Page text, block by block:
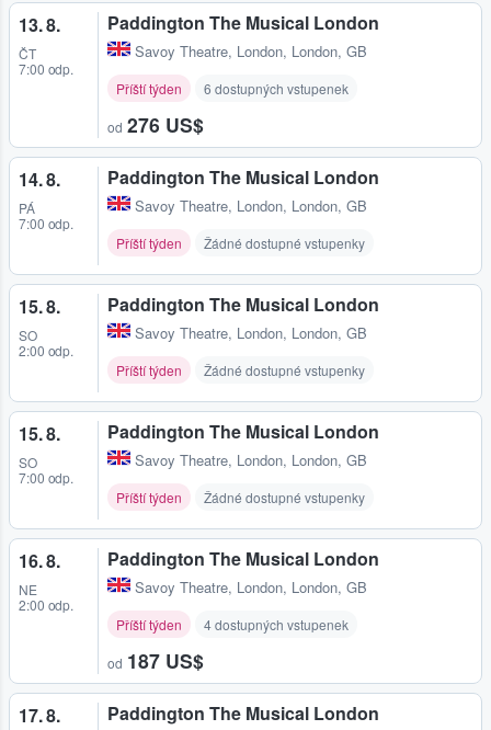
13. 8.
ČT
7:00 odp.
Paddington The Musical London
Savoy Theatre, London, London, GB
Příští týden 6 dostupných vstupenek
od 276 US$
14. 8.
PÁ
7:00 odp.
Paddington The Musical London
Savoy Theatre, London, London, GB
Příští týden Žádné dostupné vstupenky
15. 8.
SO
2:00 odp.
Paddington The Musical London
Savoy Theatre, London, London, GB
Příští týden Žádné dostupné vstupenky
15. 8.
SO
7:00 odp.
Paddington The Musical London
Savoy Theatre, London, London, GB
Příští týden Žádné dostupné vstupenky
16. 8.
NE
2:00 odp.
Paddington The Musical London
Savoy Theatre, London, London, GB
Příští týden 4 dostupných vstupenek
od 187 US$
17. 8. Paddington The Musical London